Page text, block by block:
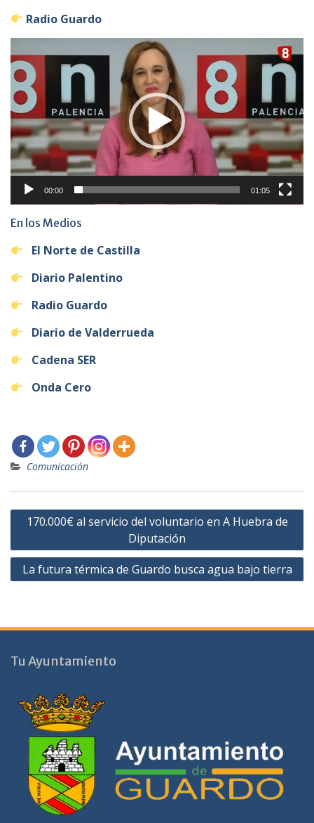
Radio Guardo
de
vídeo
00:00 01:05
En los Medios
El Norte de Castilla
Diario Palentino
Radio Guardo
Diario de Valderrueda
Cadena SER
Onda Cero
Comunicación
Navegación
entradas
170.000€ al servicio del voluntario en A Huebra de
Diputación
La futura térmica de Guardo busca agua bajo tierra
Tu Ayuntamiento